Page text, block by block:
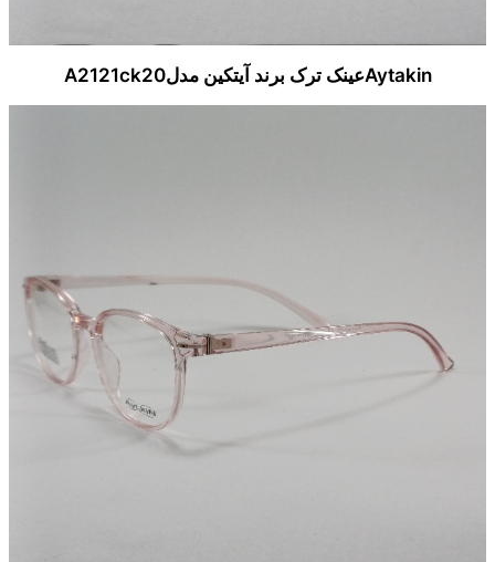
Aytakinعینک ترک برند آیتکین مدلA2121ck20